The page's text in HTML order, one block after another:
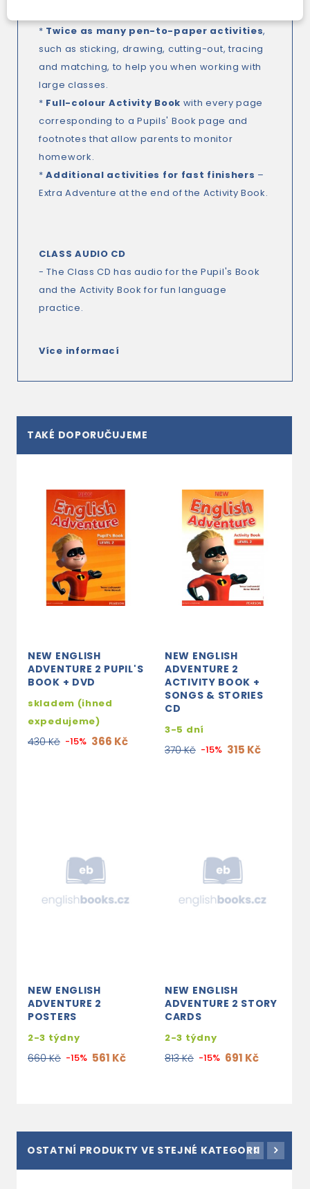
* Twice as many pen-to-paper activities,
such as sticking, drawing, cutting-out, tracing
and matching, to help you when working with
large classes.
* Full-colour Activity Book with every page
corresponding to a Pupils' Book page and
footnotes that allow parents to monitor
homework.
* Additional activities for fast finishers –
Extra Adventure at the end of the Activity Book.
CLASS AUDIO CD
- The Class CD has audio for the Pupil's Book
and the Activity Book for fun language
practice.
Více informací
TAKÉ DOPORUČUJEME
NEW ENGLISH
ADVENTURE 2 PUPIL'S
BOOK + DVD
skladem (ihned
expedujeme)
430 Kč -15% 366 Kč
NEW ENGLISH
ADVENTURE 2
ACTIVITY BOOK +
SONGS & STORIES
CD
3-5 dní
370 Kč -15% 315 Kč
NEW ENGLISH
ADVENTURE 2
POSTERS
2-3 týdny
660 Kč -15% 561 Kč
NEW ENGLISH
ADVENTURE 2 STORY
CARDS
2-3 týdny
813 Kč -15% 691 Kč
OSTATNÍ PRODUKTY VE STEJNÉ KATEGORII